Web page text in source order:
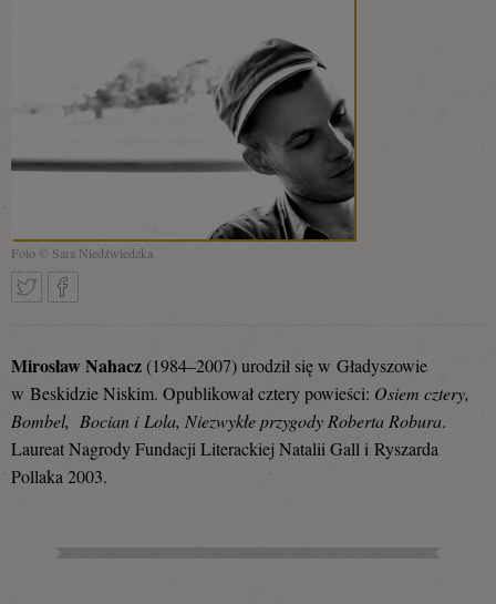
Foto © Sara Niedźwiedzka
się
Mirosław Nahacz (1984–2007) urodził się w Gładyszowie
w Beskidzie Niskim. Opublikował cztery powieści: Osiem cztery,
Bombel, Bocian i Lola, Niezwykłe przygody Roberta Robura.
Laureat Nagrody Fundacji Literackiej Natalii Gall i Ryszarda
Pollaka 2003.